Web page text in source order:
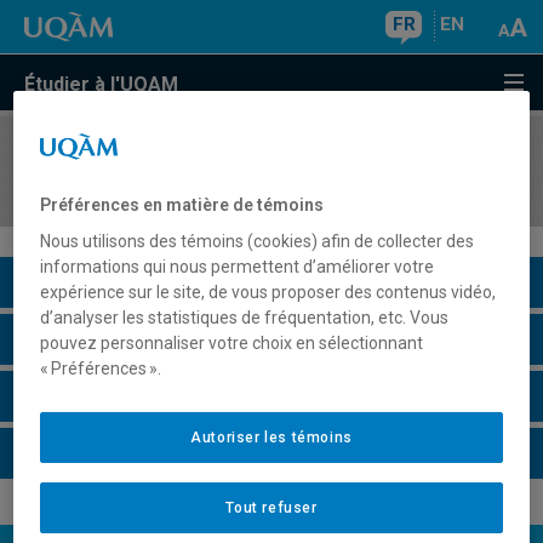
FR EN
Étudier à l'UQAM
COURS//
Description du cours
Horaire - Été 2026
Préférences en matière de témoins
Nous utilisons des témoins (cookies) afin de collecter des
informations qui nous permettent d’améliorer votre
expérience sur le site, de vous proposer des contenus vidéo,
d’analyser les statistiques de fréquentation, etc. Vous
pouvez personnaliser votre choix en sélectionnant
« Préférences ».
Tout refuser
Autoriser les témoins